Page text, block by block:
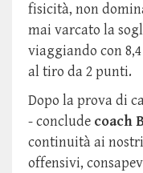
fisicità, non
mai varcato la
viaggiando con
al tiro da 2 punti.
Dopo la prova di
- conclude coach
continuità ai
offensivi,